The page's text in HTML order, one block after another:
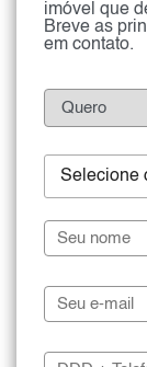
imóvel que
Breve as
em contato.
Selecione